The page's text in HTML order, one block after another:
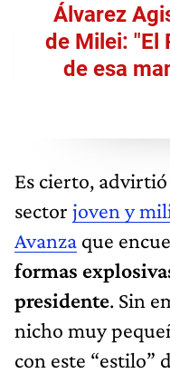
Álvarez
de Milei: "El
de esa
Es cierto,
sector joven y
Avanza que
formas
presidente. Sin
nicho muy
con este “estilo”